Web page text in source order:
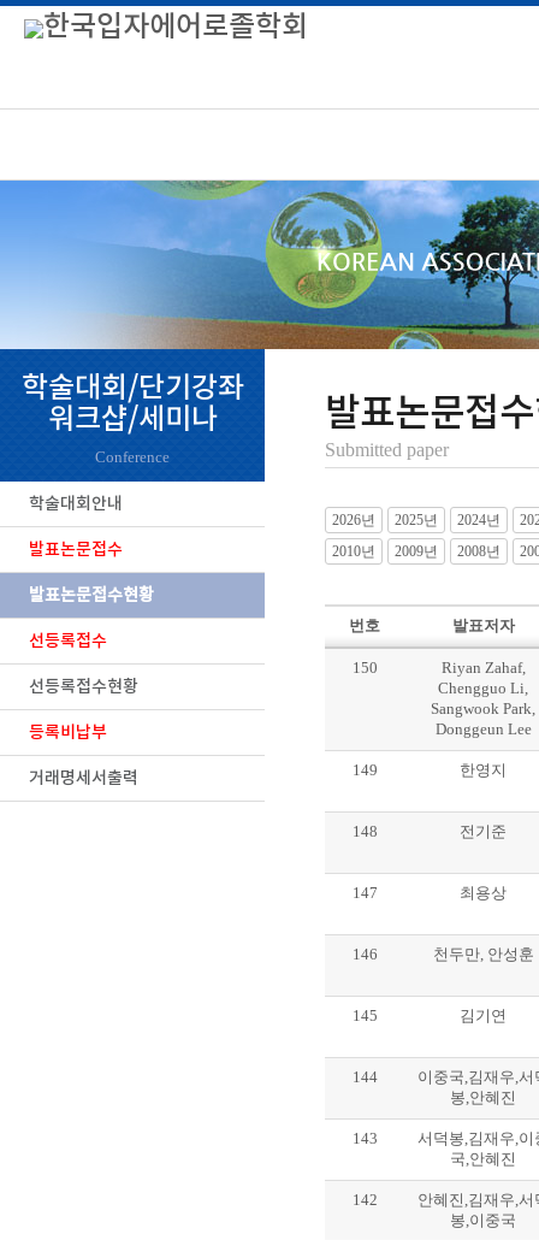
학술대회/단기강좌
워크샵/세미나
Conference
학술대회안내
발표논문접수
발표논문접수현황
선등록접수
선등록접수현황
등록비납부
거래명세서출력
발표논문접
Submitted paper
2026년 2025년 2024년
2010년
2009년 2008년
번호 발표저자
150
Riyan Zahaf,
Chengguo Li,
Sangwook Park,
Donggeun Lee
149 한영지
148 전기준
147 최용상
146 천두만, 안성훈
145 김기연
144
이중국,김재우,서
봉,안혜진
143
서덕봉,김재우,이
국,안혜진
142
안혜진,김재우,서
봉,이중국